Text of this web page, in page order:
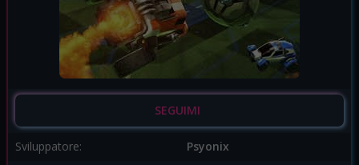
SEGUIMI
Sviluppatore:
Psyonix